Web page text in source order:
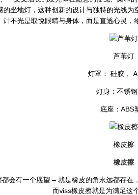
的坐地灯，这种创新的设计与独特的光线
计不光是取悦眼睛与身体，而是直透心灵，
芦苇灯
灯罩： 硅胶，
灯身：不锈
底座：ABS
橡皮擦
橡皮擦
会有一个愿望 – 就是橡皮的角永远都存在
而viss橡皮擦就是为满足这